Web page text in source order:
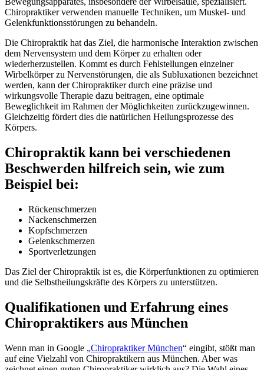
Chiropraktiker verwenden manuelle Techniken, um Muskel- und
Gelenkfunktionsstörungen zu behandeln.
Die Chiropraktik hat das Ziel, die harmonische Interaktion zwischen
dem Nervensystem und dem Körper zu erhalten oder
wiederherzustellen. Kommt es durch Fehlstellungen einzelner
Wirbelkörper zu Nervenstörungen, die als Subluxationen bezeichnet
werden, kann der Chiropraktiker durch eine präzise und
wirkungsvolle Therapie dazu beitragen, eine optimale
Beweglichkeit im Rahmen der Möglichkeiten zurückzugewinnen.
Gleichzeitig fördert dies die natürlichen Heilungsprozesse des
Körpers.
Chiropraktik kann bei verschiedenen
Beschwerden hilfreich sein, wie zum
Beispiel bei:
Rückenschmerzen
Nackenschmerzen
Kopfschmerzen
Gelenkschmerzen
Sportverletzungen
Das Ziel der Chiropraktik ist es, die Körperfunktionen zu optimieren
und die Selbstheilungskräfte des Körpers zu unterstützen.
Qualifikationen und Erfahrung eines
Chiropraktikers aus München
Wenn man in Google „Chiropraktiker München“ eingibt, stößt man
auf eine Vielzahl von Chiropraktikern aus München. Aber was